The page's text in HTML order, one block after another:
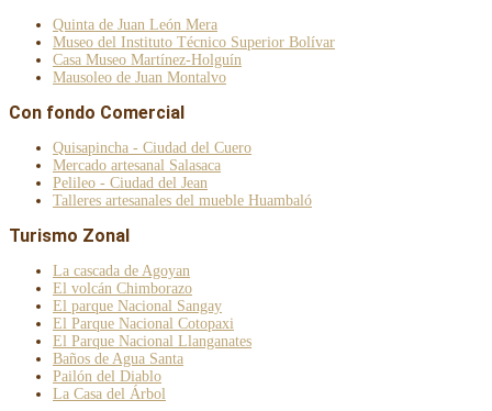
Quinta de Juan León Mera
Museo del Instituto Técnico Superior Bolívar
Casa Museo Martínez-Holguín
Mausoleo de Juan Montalvo
Con fondo Comercial
Quisapincha - Ciudad del Cuero
Mercado artesanal Salasaca
Pelileo - Ciudad del Jean
Talleres artesanales del mueble Huambaló
Turismo Zonal
La cascada de Agoyan
El volcán Chimborazo
El parque Nacional Sangay
El Parque Nacional Cotopaxi
El Parque Nacional Llanganates
Baños de Agua Santa
Pailón del Diablo
La Casa del Árbol